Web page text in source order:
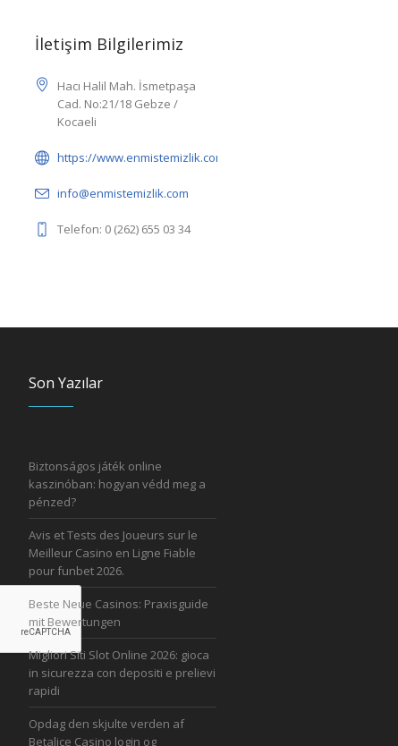
İletişim Bilgilerimiz
Hacı Halil Mah. İsmetpaşa
Cad. No:21/18 Gebze /
Kocaeli
https://www.enmistemizlik.com/
info@enmistemizlik.com
Telefon: 0 (262) 655 03 34
Son Yazılar
Biztonságos játék online
kaszinóban: hogyan védd meg a
pénzed?
Avis et Tests des Joueurs sur le
Meilleur Casino en Ligne Fiable
pour funbet 2026.
Beste Neue Casinos: Praxisguide
mit Bewertungen
Migliori Siti Slot Online 2026: gioca
in sicurezza con depositi e prelievi
rapidi
Opdag den skjulte verden af
Betalice Casino login og